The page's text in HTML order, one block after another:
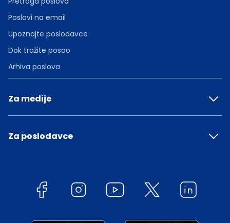
Poslovi na email
Upoznajte poslodavce
Dok tražite posao
Arhiva poslova
Za medije
Za poslodavce